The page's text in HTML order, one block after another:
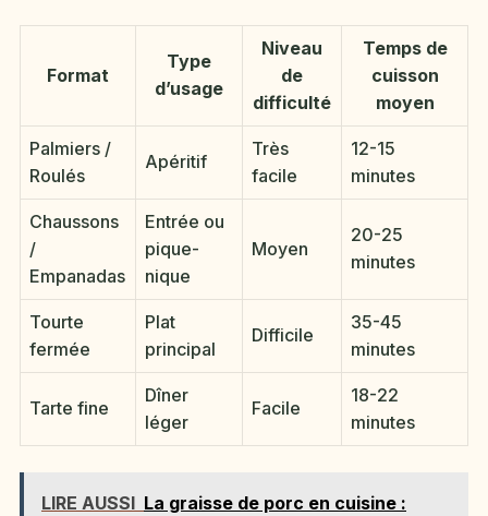
Format
Type
d’usage
Niveau
de
difficulté
Temps de
cuisson
moyen
Palmiers /
Roulés
Apéritif
Très
facile
12-15
minutes
Chaussons
/
Empanadas
Entrée ou
pique-
nique
Moyen
20-25
minutes
Tourte
fermée
Plat
principal
Difficile
35-45
minutes
Tarte fine
Dîner
léger
Facile
18-22
minutes
LIRE AUSSI La graisse de porc en cuisine :